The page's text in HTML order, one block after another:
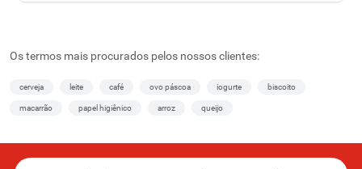
Os termos mais procurados pelos nossos clientes:
cerveja leite café ovo páscoa iogurte biscoito
macarrão papel higiênico arroz queijo